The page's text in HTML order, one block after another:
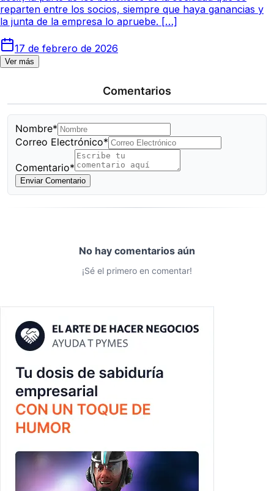
reparten entre los socios, siempre que haya ganancias y
la junta de la empresa lo apruebe. […]
17 de febrero de 2026
Ver más
Comentarios
Nombre*
Correo Electrónico*
Comentario*
Enviar Comentario
No hay comentarios aún
¡Sé el primero en comentar!